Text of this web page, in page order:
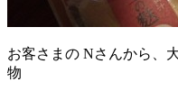
お客さまの Nさんから、
物